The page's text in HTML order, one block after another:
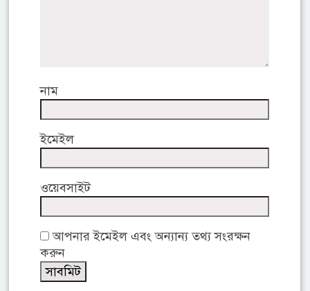
নাম
ইমেইল
ওয়েবসাইট
আপনার ইমেইল এবং অন্যান্য তথ্য সংরক্ষন
করুন